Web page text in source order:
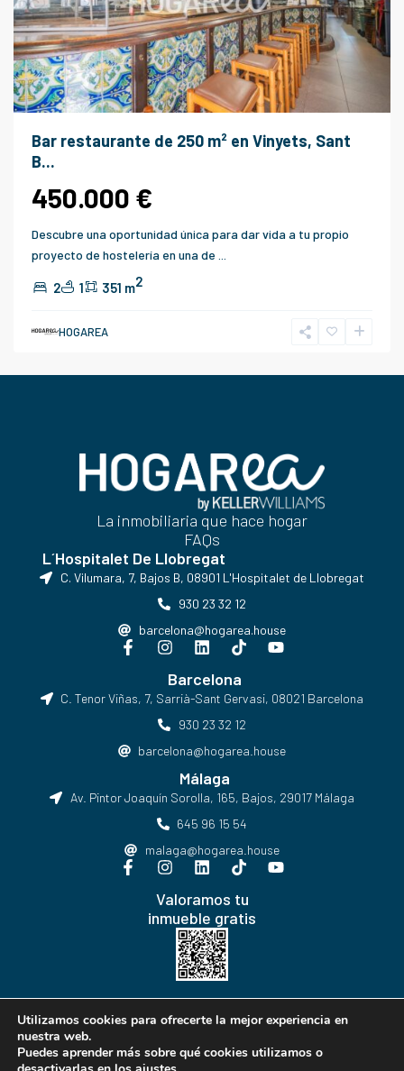
Bar restaurante de 250 m² en Vinyets, Sant
B...
450.000 €
Descubre una oportunidad única para dar vida a tu propio
proyecto de hostelería en una de
2 1 351 m2
HOGAREA
La inmobiliaria que hace hogar
FAQs
L´Hospitalet De Llobregat
C. Vilumara, 7, Bajos B, 08901 L'Hospitalet de Llobregat
930 23 32 12
barcelona@hogarea.house
Barcelona
C. Tenor Viñas, 7, Sarrià-Sant Gervasi, 08021 Barcelona​
930 23 32 12
barcelona@hogarea.house
Málaga
Av. Pintor Joaquín Sorolla, 165, Bajos, 29017 Málaga
645 96 15 54
malaga@hogarea.house
Valoramos tu
inmueble gratis
Hogarea © Todos los derechos reservados
Utilizamos cookies para ofrecerte la mejor experiencia en
nuestra web.
Puedes aprender más sobre qué cookies utilizamos o